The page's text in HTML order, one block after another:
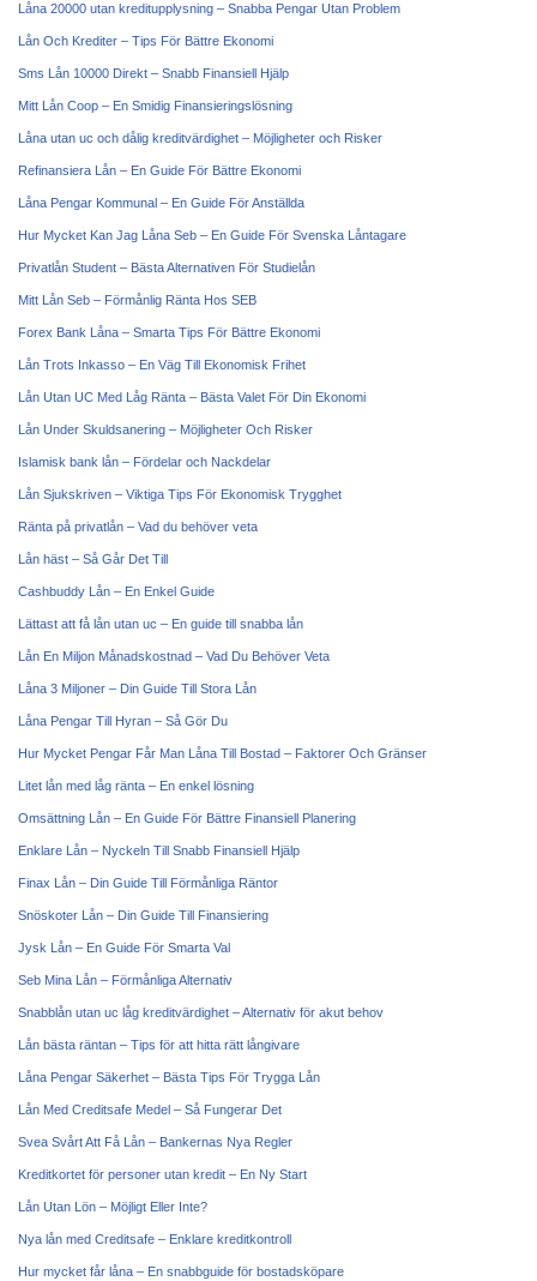
Låna 20000 utan kreditupplysning – Snabba Pengar Utan Problem
Lån Och Krediter – Tips För Bättre Ekonomi
Sms Lån 10000 Direkt – Snabb Finansiell Hjälp
Mitt Lån Coop – En Smidig Finansieringslösning
Låna utan uc och dålig kreditvärdighet – Möjligheter och Risker
Refinansiera Lån – En Guide För Bättre Ekonomi
Låna Pengar Kommunal – En Guide För Anställda
Hur Mycket Kan Jag Låna Seb – En Guide För Svenska Låntagare
Privatlån Student – Bästa Alternativen För Studielån
Mitt Lån Seb – Förmånlig Ränta Hos SEB
Forex Bank Låna – Smarta Tips För Bättre Ekonomi
Lån Trots Inkasso – En Väg Till Ekonomisk Frihet
Lån Utan UC Med Låg Ränta – Bästa Valet För Din Ekonomi
Lån Under Skuldsanering – Möjligheter Och Risker
Islamisk bank lån – Fördelar och Nackdelar
Lån Sjukskriven – Viktiga Tips För Ekonomisk Trygghet
Ränta på privatlån – Vad du behöver veta
Lån häst – Så Går Det Till
Cashbuddy Lån – En Enkel Guide
Lättast att få lån utan uc – En guide till snabba lån
Lån En Miljon Månadskostnad – Vad Du Behöver Veta
Låna 3 Miljoner – Din Guide Till Stora Lån
Låna Pengar Till Hyran – Så Gör Du
Hur Mycket Pengar Får Man Låna Till Bostad – Faktorer Och Gränser
Litet lån med låg ränta – En enkel lösning
Omsättning Lån – En Guide För Bättre Finansiell Planering
Enklare Lån – Nyckeln Till Snabb Finansiell Hjälp
Finax Lån – Din Guide Till Förmånliga Räntor
Snöskoter Lån – Din Guide Till Finansiering
Jysk Lån – En Guide För Smarta Val
Seb Mina Lån – Förmånliga Alternativ
Snabblån utan uc låg kreditvärdighet – Alternativ för akut behov
Lån bästa räntan – Tips för att hitta rätt långivare
Låna Pengar Säkerhet – Bästa Tips För Trygga Lån
Lån Med Creditsafe Medel – Så Fungerar Det
Svea Svårt Att Få Lån – Bankernas Nya Regler
Kreditkortet för personer utan kredit – En Ny Start
Lån Utan Lön – Möjligt Eller Inte?
Nya lån med Creditsafe – Enklare kreditkontroll
Hur mycket får låna – En snabbguide för bostadsköpare